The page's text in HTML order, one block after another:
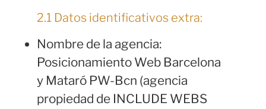
2.1 Datos identificativos extra:
Nombre de la agencia:
Posicionamiento Web Barcelona
y Mataró PW-Bcn (agencia
propiedad de INCLUDE WEBS